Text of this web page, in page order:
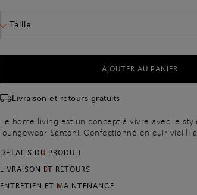
Taille
AJOUTER AU PANIER
Livraison et retours gratuits
Le home living est un concept à vivre avec le
loungewear Santoni. Confectionné en cuir vieilli
supplémentaire.
DÉTAILS DU PRODUIT
LIVRAISON ET RETOURS
ENTRETIEN ET MAINTENANCE